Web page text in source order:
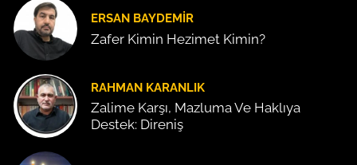
ERSAN BAYDEMIR
Zafer Kimin Hezimet Kimin?
RAHMAN KARANLIK
Zalime Karşı, Mazluma Ve Haklıya
Destek: Direniş